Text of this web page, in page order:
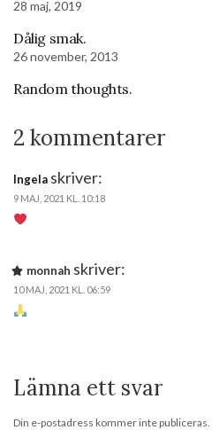
28 maj, 2019
Dålig smak.
26 november, 2013
Random thoughts.
2 kommentarer
Ingela skriver:
9 MAJ, 2021 KL. 10:18
monnah skriver:
10 MAJ, 2021 KL. 06:59
Lämna ett svar
Din e-postadress kommer inte publiceras.